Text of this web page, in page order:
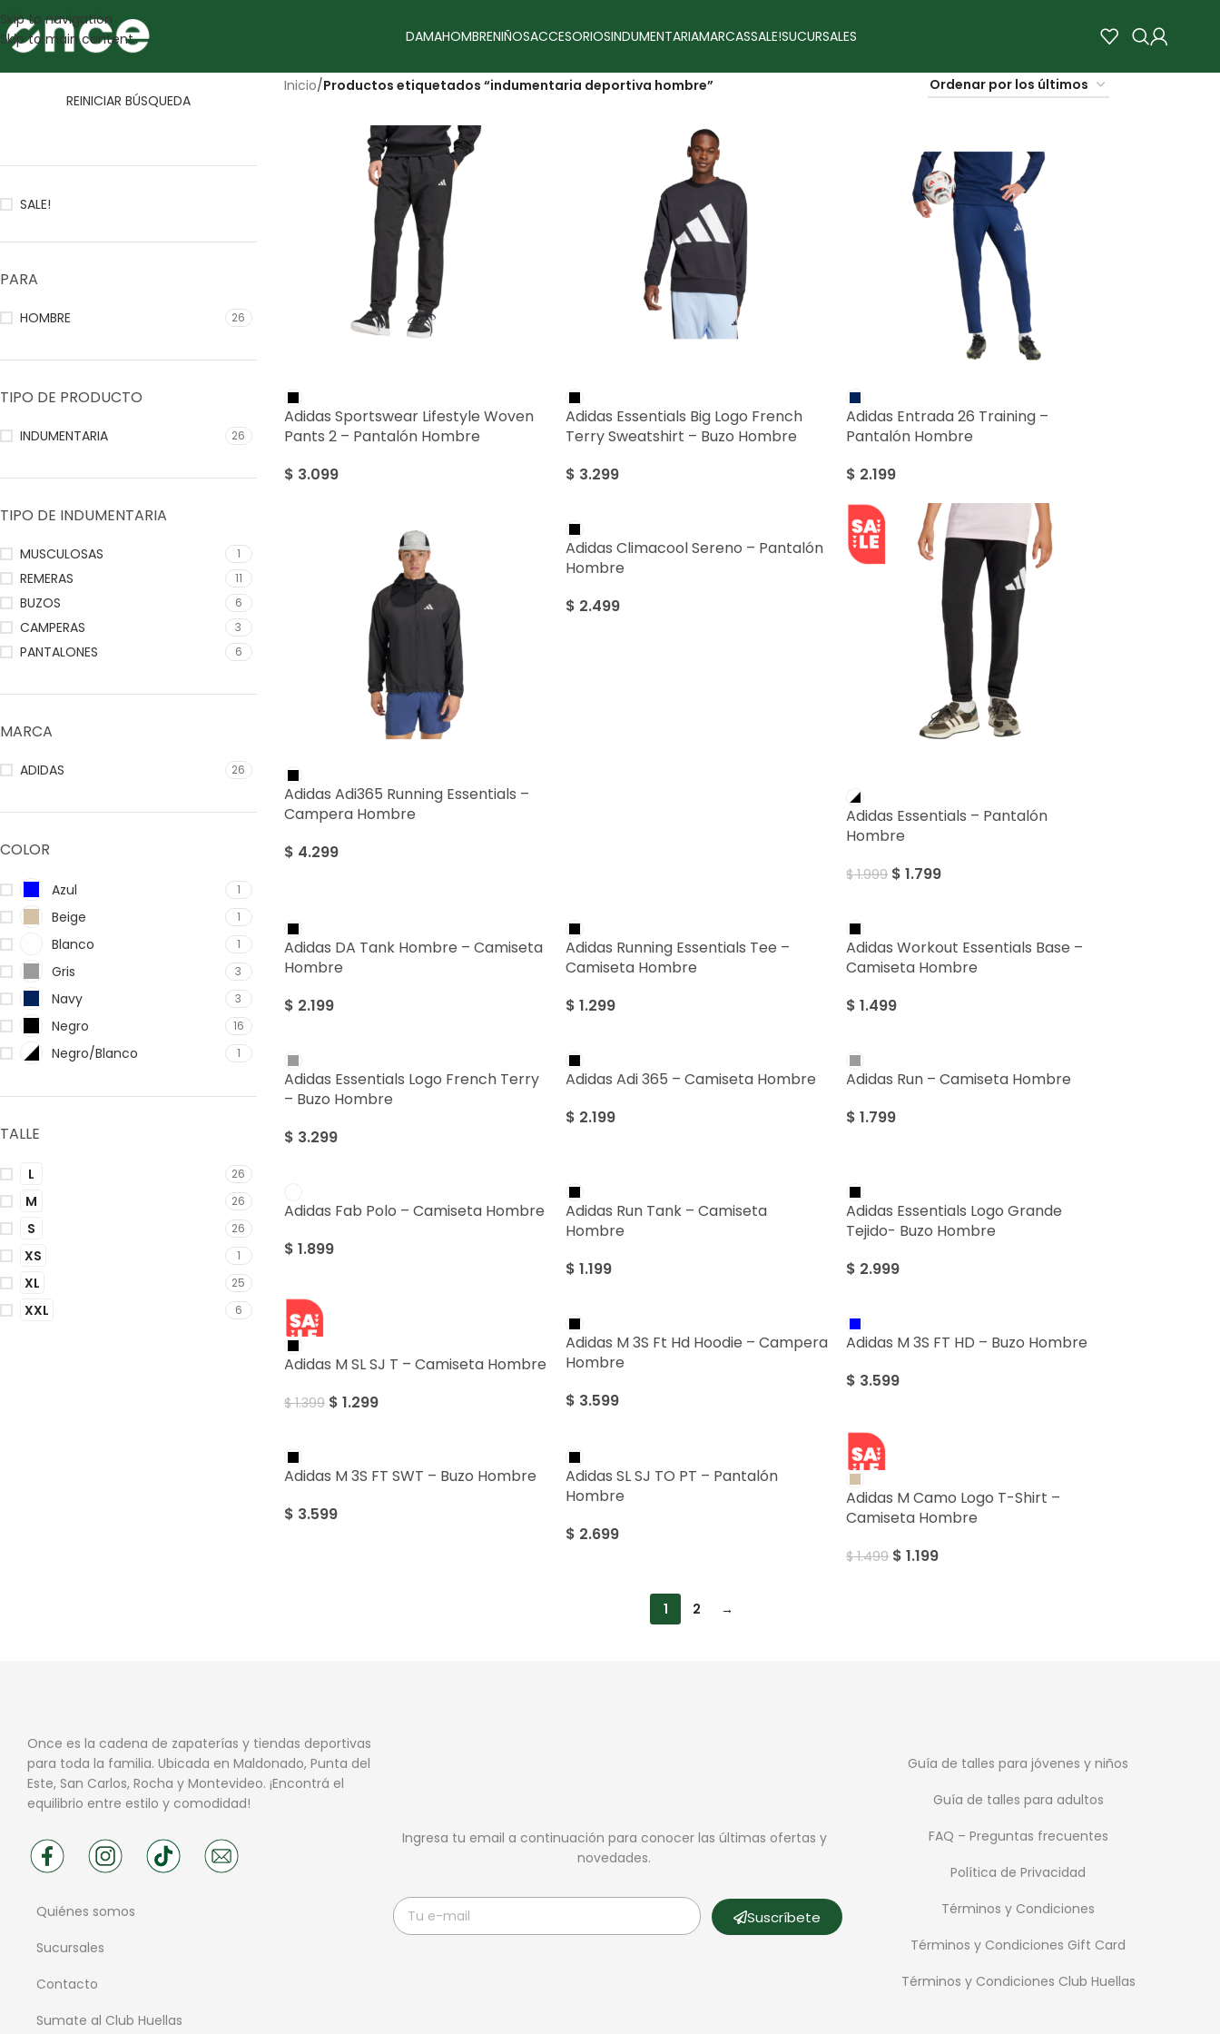
Skip to navigation
Skip to main content
DAMAHOMBRENIÑOSACCESORIOSINDUMENTARIAMARCASSALE!SUCURSALES
REINICIAR BÚSQUEDA
SALE!
PARA
HOMBRE 26
TIPO DE PRODUCTO
INDUMENTARIA 26
TIPO DE INDUMENTARIA
MUSCULOSAS 1
REMERAS 11
BUZOS 6
CAMPERAS 3
PANTALONES 6
MARCA
ADIDAS 26
COLOR
Azul 1
Beige 1
Blanco 1
Gris 3
Navy 3
Negro 16
Negro/Blanco 1
TALLE
L 26
M 26
S 26
XS 1
XL 25
XXL 6
Inicio/Productos etiquetados “indumentaria deportiva hombre”
Adidas Sportswear Lifestyle Woven
Pants 2 – Pantalón Hombre
$ 3.099
Adidas Essentials Big Logo French
Terry Sweatshirt – Buzo Hombre
$ 3.299
Adidas Entrada 26 Training –
Pantalón Hombre
$ 2.199
Adidas Adi365 Running Essentials –
Campera Hombre
$ 4.299
Adidas Climacool Sereno – Pantalón
Hombre
$ 2.499
Adidas Essentials – Pantalón
Hombre
$1.999 $ 1.799
Adidas DA Tank Hombre – Camiseta
Hombre
$ 2.199
Adidas Running Essentials Tee –
Camiseta Hombre
$ 1.299
Adidas Workout Essentials Base –
Camiseta Hombre
$ 1.499
Adidas Essentials Logo French Terry
– Buzo Hombre
$ 3.299
Adidas Adi 365 – Camiseta Hombre
$ 2.199
Adidas Run – Camiseta Hombre
$ 1.799
Adidas Fab Polo – Camiseta Hombre
$ 1.899
Adidas Run Tank – Camiseta
Hombre
$ 1.199
Adidas Essentials Logo Grande
Tejido- Buzo Hombre
$ 2.999
SALE
Adidas M SL SJ T – Camiseta Hombre
$1.399 $ 1.299
Adidas M 3S Ft Hd Hoodie – Campera
Hombre
$ 3.599
Adidas M 3S FT HD – Buzo Hombre
$ 3.599
Adidas M 3S FT SWT – Buzo Hombre
$ 3.599
Adidas SL SJ TO PT – Pantalón
Hombre
$ 2.699
SALE
Adidas M Camo Logo T-Shirt –
Camiseta Hombre
$1.499 $ 1.199
1 2 →
Once es la cadena de zapaterías y tiendas deportivas
para toda la familia. Ubicada en Maldonado, Punta del
Este, San Carlos, Rocha y Montevideo. ¡Encontrá el
equilibrio entre estilo y comodidad!
Quiénes somos
Sucursales
Contacto
Sumate al Club Huellas
Ingresa tu email a continuación para conocer las últimas ofertas y
novedades.
Suscríbete
Guía de talles para jóvenes y niños
Guía de talles para adultos
FAQ – Preguntas frecuentes
Política de Privacidad
Términos y Condiciones
Términos y Condiciones Gift Card
Términos y Condiciones Club Huellas